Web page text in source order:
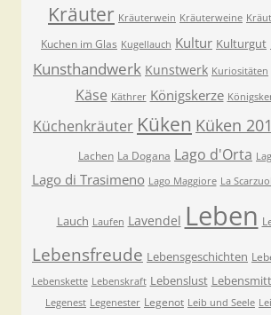
Kräuter Kräuterwein Kräuterweine
Kuchen im Glas Kugellauch Kultur Kulturgut
Kunsthandwerk Kunstwerk Kuriositäten
Käse Käthrer Königskerze
Küchenkräuter Küken Küken
Lachen La Dogana Lago d'Orta
Lago di Trasimeno Lago Maggiore La
Lauch Laufen Lavendel Leben
Lebensfreude Lebensgeschichten
Lebenskette Lebenskraft Lebenslust
Legenest Legenester Legenot Leib und Seele